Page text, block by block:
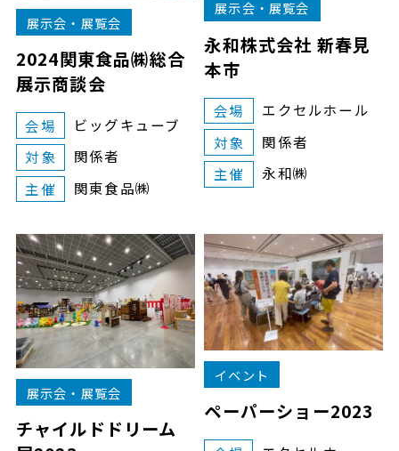
展示会・展覧会
2024関東食品㈱総合
展示商談会
会場
ビッグキューブ
対象
関係者
主催
関東食品㈱
展示会・展覧会
永和株式会社 新春見
本市
会場
エクセルホール
対象
関係者
主催
永和㈱
展示会・展覧会
チャイルドドリーム
イベント
ペーパーショー2023